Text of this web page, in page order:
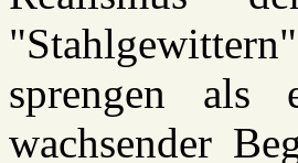
sprengen als
wachsender